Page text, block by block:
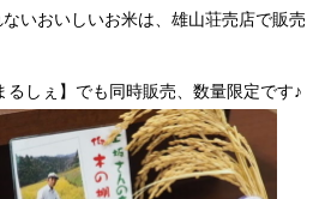
いおいしいお米は、雄山荘売店で販売
しぇ】でも同時販売、数量限定です♪